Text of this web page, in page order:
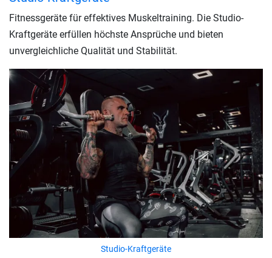
Studio-Kraftgeräte
Fitnessgeräte für effektives Muskeltraining. Die Studio-
Kraftgeräte erfüllen höchste Ansprüche und bieten
unvergleichliche Qualität und Stabilität.